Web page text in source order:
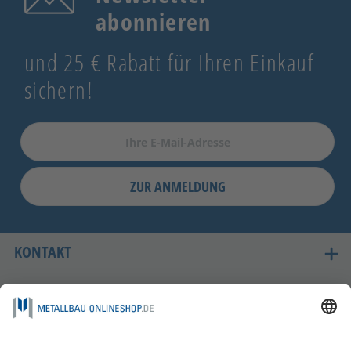
abonnieren
und 25 € Rabatt für Ihren Einkauf
sichern!
ZUR ANMELDUNG
KONTAKT
UNSERE LIEFERLÄNDER